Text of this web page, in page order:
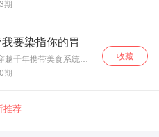
悟文学大师经典—手
非要我去做赘婿，
道。 张玄：“嗯，接的
划算，那就先恭喜你
这辈子遇到最好的女
仙儿似的还温柔贤
片向水友们炫耀。 张
求：求求大师别算了！
期
要染指你的胃
千年携带美食系统，
美食享受。 还等什
带给你视觉上的极致
，肉质鲜嫩，麻辣爽
道陕北名面——
期
收藏
推荐